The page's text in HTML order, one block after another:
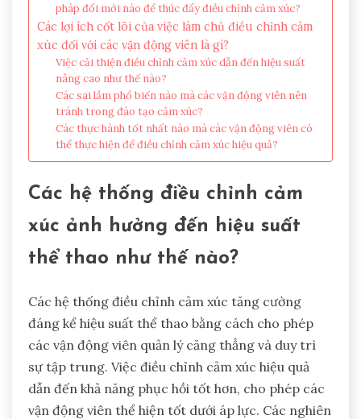
pháp đổi mới nào để thúc đẩy điều chỉnh cảm xúc?
Các lợi ích cốt lõi của việc làm chủ điều chỉnh cảm
xúc đối với các vận động viên là gì?
Việc cải thiện điều chỉnh cảm xúc dẫn đến hiệu suất
nâng cao như thế nào?
Các sai lầm phổ biến nào mà các vận động viên nên
tránh trong đào tạo cảm xúc?
Các thực hành tốt nhất nào mà các vận động viên có
thể thực hiện để điều chỉnh cảm xúc hiệu quả?
Các hệ thống điều chỉnh cảm
xúc ảnh hưởng đến hiệu suất
thể thao như thế nào?
Các hệ thống điều chỉnh cảm xúc tăng cường
đáng kể hiệu suất thể thao bằng cách cho phép
các vận động viên quản lý căng thẳng và duy trì
sự tập trung. Việc điều chỉnh cảm xúc hiệu quả
dẫn đến khả năng phục hồi tốt hơn, cho phép các
vận động viên thể hiện tốt dưới áp lực. Các nghiên